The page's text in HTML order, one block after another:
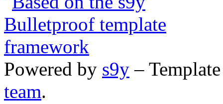
Powered by s9y –
team.